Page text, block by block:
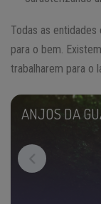
Todas as entidades
para o bem.
trabalharem para o
ANJOS DA